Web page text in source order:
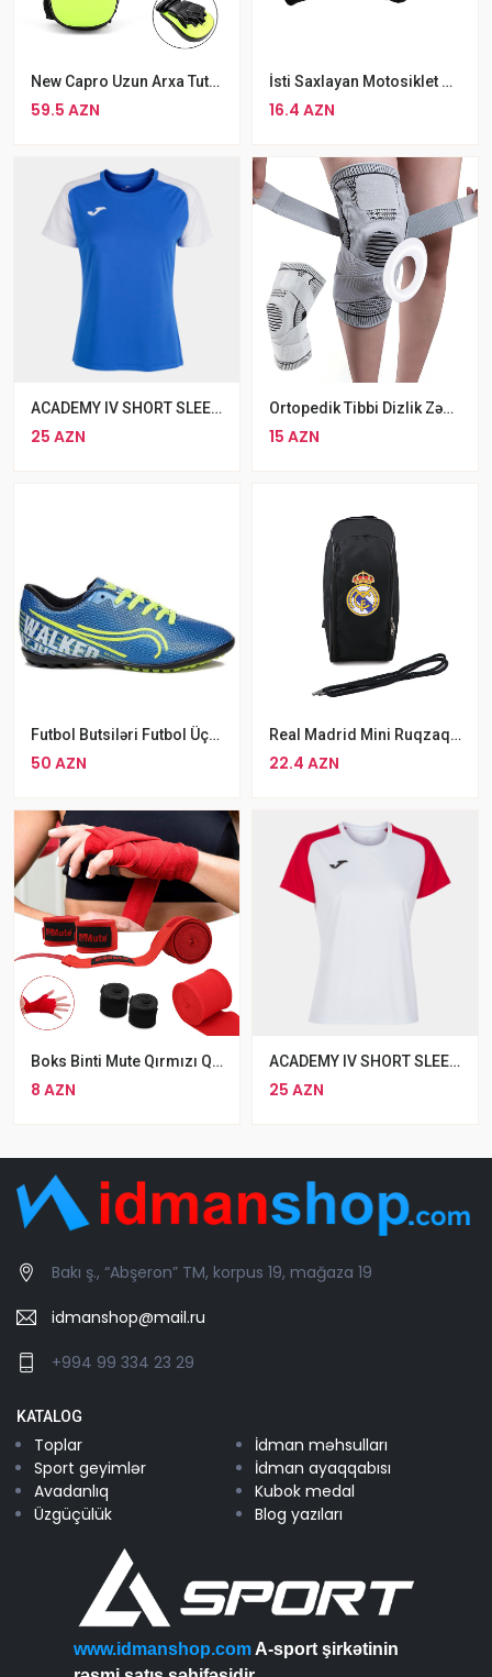
New Capro Uzun Arxa Tutacaqlı Əlcəkli Təlim Lapası Tək
59.5 AZN
İsti Saxlayan Motosiklet Velosiped Əlcəkləri
16.4 AZN
ACADEMY IV SHORT SLEEVE T-SHIRT ROYAL WHITE
25 AZN
Ortopedik Tibbi Dizlik Zədəyə Qarşı Diz Qoruyucu
15 AZN
Futbol Butsiləri Futbol Üçün WALKED MRD 233 Mavi
50 AZN
Real Madrid Mini Ruqzaq Bel Çantası Qara
22.4 AZN
Boks Binti Mute Qırmızı Qara 500 Sm
8 AZN
ACADEMY IV SHORT SLEEVE T-SHIRT WHITE RED
25 AZN
Bakı ş., “Abşeron” TM, korpus 19, mağaza 19
idmanshop@mail.ru
+994 99 334 23 29
KATALOG
Toplar
İdman məhsulları
Sport geyimlər
İdman ayaqqabısı
Avadanlıq
Kubok medal
Üzgüçülük
Blog yazıları
www.idmanshop.com A-sport şirkətinin